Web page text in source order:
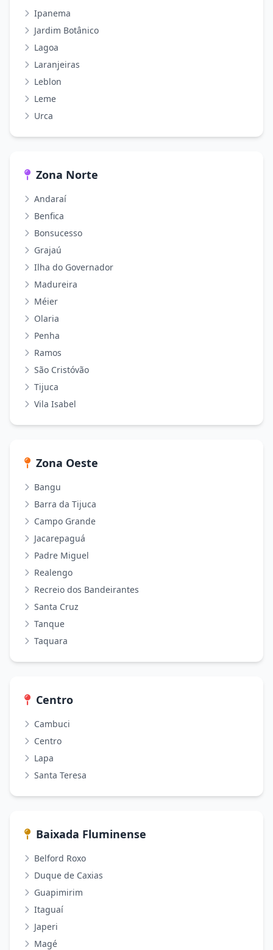
Ipanema
Jardim Botânico
Lagoa
Laranjeiras
Leblon
Leme
Urca
Zona Norte
Andaraí
Benfica
Bonsucesso
Grajaú
Ilha do Governador
Madureira
Méier
Olaria
Penha
Ramos
São Cristóvão
Tijuca
Vila Isabel
Zona Oeste
Bangu
Barra da Tijuca
Campo Grande
Jacarepaguá
Padre Miguel
Realengo
Recreio dos Bandeirantes
Santa Cruz
Tanque
Taquara
Centro
Cambuci
Centro
Lapa
Santa Teresa
Baixada Fluminense
Belford Roxo
Duque de Caxias
Guapimirim
Itaguaí
Japeri
Magé